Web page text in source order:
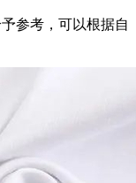
参考，可以根据自